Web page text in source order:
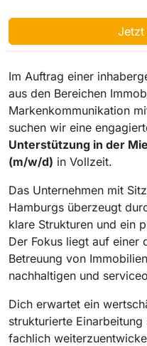
Jetzt
Im Auftrag einer
aus den Bereichen
Markenkommunikation
suchen wir eine
Unterstützung in der
(m/w/d) in Vollzeit.
Das Unternehmen mit
Hamburgs überzeugt
klare Strukturen und ein
Der Fokus liegt auf einer
Betreuung von
nachhaltigen und
Dich erwartet ein
strukturierte
fachlich